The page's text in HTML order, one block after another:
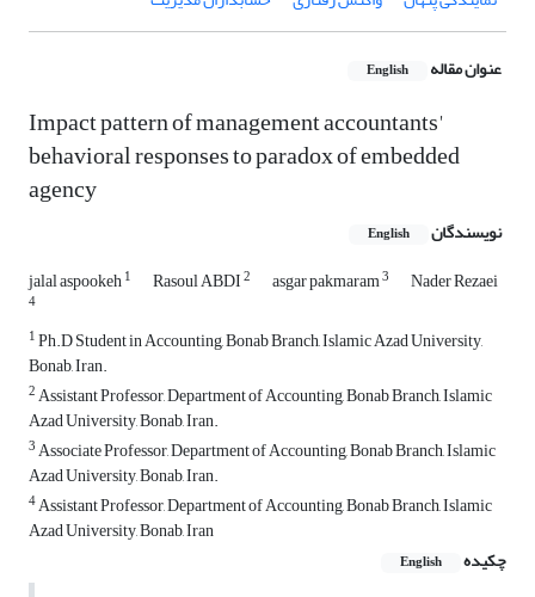
عنوان مقاله English
Impact pattern of management accountants'
behavioral responses to paradox of embedded
agency
نویسندگان English
jalal aspookeh1 Rasoul ABDI2 asgar pakmaram3 Nader Rezaei
4
1Ph.D Student in Accounting, Bonab Branch, Islamic Azad University,
Bonab, Iran.
2Assistant Professor, Department of Accounting, Bonab Branch, Islamic
Azad University, Bonab, Iran.
3Associate Professor, Department of Accounting, Bonab Branch, Islamic
Azad University, Bonab, Iran.
4Assistant Professor, Department of Accounting, Bonab Branch, Islamic
Azad University, Bonab, Iran
چکیده
English